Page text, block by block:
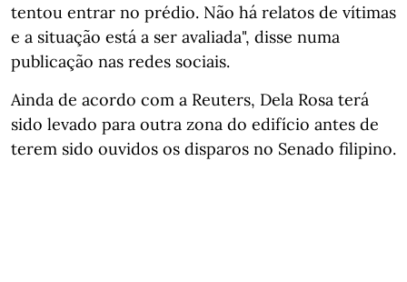
tentou entrar no prédio. Não há relatos de vítimas
e a situação está a ser avaliada", disse numa
publicação nas redes sociais.
Ainda de acordo com a Reuters, Dela Rosa terá
sido levado para outra zona do edifício antes de
terem sido ouvidos os disparos no Senado filipino.